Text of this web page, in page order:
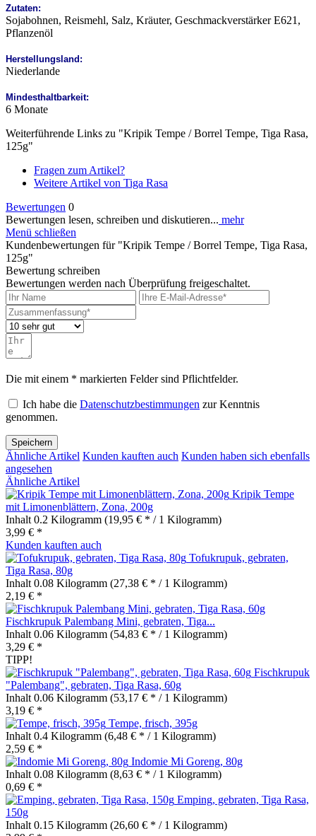
Zutaten:
Sojabohnen, Reismehl, Salz, Kräuter, Geschmackverstärker E621,
Pflanzenöl
Herstellungsland:
Niederlande
Mindesthaltbarkeit:
6 Monate
Weiterführende Links zu "Kripik Tempe / Borrel Tempe, Tiga Rasa,
125g"
Fragen zum Artikel?
Weitere Artikel von Tiga Rasa
Bewertungen 0
Bewertungen lesen, schreiben und diskutieren... mehr
Menü schließen
Kundenbewertungen für "Kripik Tempe / Borrel Tempe, Tiga Rasa,
125g"
Bewertung schreiben
Bewertungen werden nach Überprüfung freigeschaltet.
Die mit einem * markierten Felder sind Pflichtfelder.
Ich habe die Datenschutzbestimmungen zur Kenntnis
genommen.
Speichern
Ähnliche Artikel Kunden kauften auch Kunden haben sich ebenfalls
angesehen
Ähnliche Artikel
Kripik Tempe
mit Limonenblättern, Zona, 200g
Inhalt 0.2 Kilogramm (19,95 € * / 1 Kilogramm)
3,99 € *
Kunden kauften auch
Tofukrupuk, gebraten,
Tiga Rasa, 80g
Inhalt 0.08 Kilogramm (27,38 € * / 1 Kilogramm)
2,19 € *
Fischkrupuk Palembang Mini, gebraten, Tiga...
Inhalt 0.06 Kilogramm (54,83 € * / 1 Kilogramm)
3,29 € *
TIPP!
Fischkrupuk
"Palembang", gebraten, Tiga Rasa, 60g
Inhalt 0.06 Kilogramm (53,17 € * / 1 Kilogramm)
3,19 € *
Tempe, frisch, 395g
Inhalt 0.4 Kilogramm (6,48 € * / 1 Kilogramm)
2,59 € *
Indomie Mi Goreng, 80g
Inhalt 0.08 Kilogramm (8,63 € * / 1 Kilogramm)
0,69 € *
Emping, gebraten, Tiga Rasa,
150g
Inhalt 0.15 Kilogramm (26,60 € * / 1 Kilogramm)